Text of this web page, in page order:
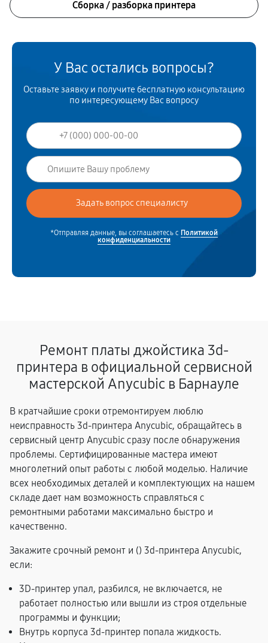
Сборка / разборка принтера
У Вас остались вопросы?
Оставьте заявку и получите бесплатную консультацию
по интересующему Вас вопросу
*Отправляя данные, вы соглашаетесь с Политикой
конфиденциальности
Ремонт платы джойстика 3d-
принтера в официальной сервисной
мастерской Anycubic в Барнауле
В кратчайшие сроки отремонтируем люблю
неисправность 3d-принтера Anycubic, обращайтесь в
сервисный центр Anycubic сразу после обнаружения
проблемы. Сертифицированные мастера имеют
многолетний опыт работы с любой моделью. Наличие
всех необходимых деталей и комплектующих на нашем
складе дает нам возможность справляться с
ремонтными работами максимально быстро и
качественно.
Закажите срочный ремонт и () 3d-принтера Anycubic,
если:
3D-принтер упал, разбился, не включается, не
работает полностью или вышли из строя отдельные
программы и функции;
Внутрь корпуса 3d-принтер попала жидкость.